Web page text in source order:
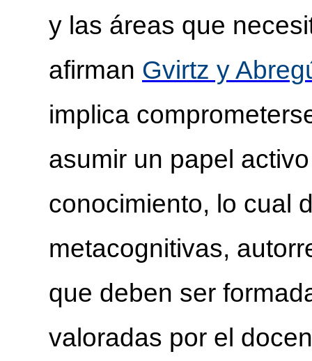
y las áreas que
afirman Gvirtz y
implica
asumir un papel
conocimiento, lo cual
metacognitivas,
que deben ser
valoradas por el